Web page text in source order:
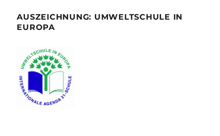
AUSZEICHNUNG: UMWELTSCHULE IN
EUROPA